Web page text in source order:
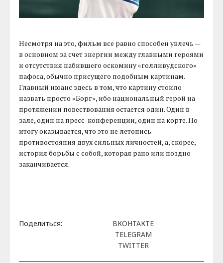
Несмотря на это, фильм все равно способен увлечь —
в основном за счет энергии между главными героями
и отсутствия набившего оскомину «голливудского»
пафоса, обычно присущего подобным картинам.
Главный нюанс здесь в том, что картину стоило
назвать просто «Борг», ибо национальный герой на
протяжении повествования остается один. Один в
зале, один на пресс-конференции, один на корте. По
итогу оказывается, что это не летопись
противостояния двух сильных личностей, а, скорее,
история борьбы с собой, которая рано или поздно
заканчивается.
Поделиться:
ВКОНТАКТЕ
TELEGRAM
TWITTER